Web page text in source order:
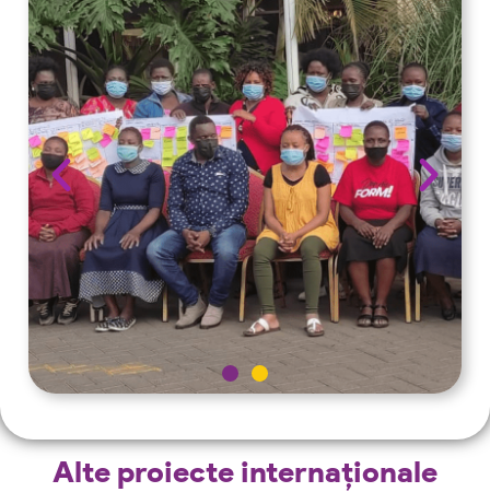
Alte proiecte internaționale